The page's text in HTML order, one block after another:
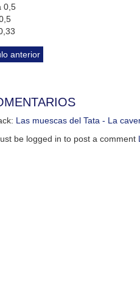
0,5
anterior
Las muescas del Tata - La
be logged in to post a comment